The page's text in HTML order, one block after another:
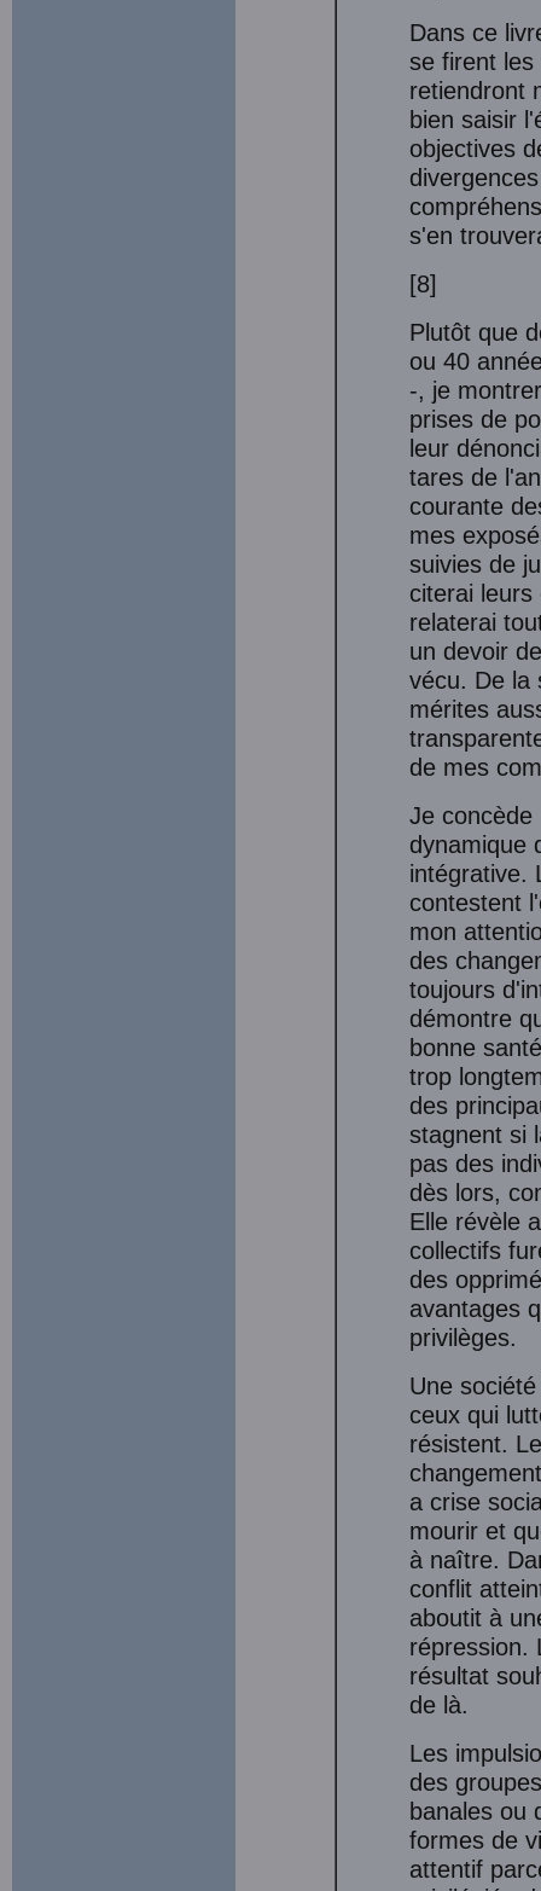
Dans ce
se firent les
retiendront
bien saisir
objectives
s'en
[8]
Plutôt que
ou 40
-, je
prises de
leur
tares de
courante
mes
suivies de
citerai
relaterai
un devoir
vécu. De la
mérites
de mes
Je concède
dynamique
intégrative.
contestent
mon
des
toujours
démontre
bonne
trop
des
stagnent si
pas des
dès lors,
Elle révèle
collectifs
des
avantages
privilèges.
Une
ceux qui
résistent.
a crise
mourir et
à naître.
conflit
aboutit à
répression.
résultat
de là.
Les
des
banales ou
formes de
attentif